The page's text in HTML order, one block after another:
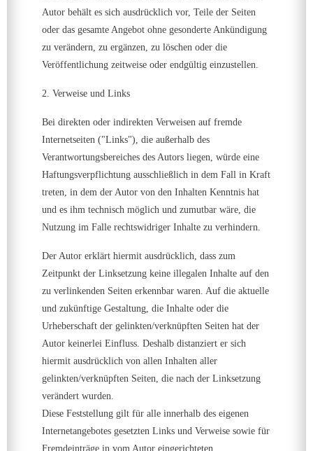
Autor behält es sich ausdrücklich vor, Teile der Seiten
oder das gesamte Angebot ohne gesonderte Ankündigung
zu verändern, zu ergänzen, zu löschen oder die
Veröffentlichung zeitweise oder endgültig einzustellen.
2. Verweise und Links
Bei direkten oder indirekten Verweisen auf fremde
Internetseiten ("Links"), die außerhalb des
Verantwortungsbereiches des Autors liegen, würde eine
Haftungsverpflichtung ausschließlich in dem Fall in Kraft
treten, in dem der Autor von den Inhalten Kenntnis hat
und es ihm technisch möglich und zumutbar wäre, die
Nutzung im Falle rechtswidriger Inhalte zu verhindern.
Der Autor erklärt hiermit ausdrücklich, dass zum
Zeitpunkt der Linksetzung keine illegalen Inhalte auf den
zu verlinkenden Seiten erkennbar waren. Auf die aktuelle
und zukünftige Gestaltung, die Inhalte oder die
Urheberschaft der gelinkten/verknüpften Seiten hat der
Autor keinerlei Einfluss. Deshalb distanziert er sich
hiermit ausdrücklich von allen Inhalten aller
gelinkten/verknüpften Seiten, die nach der Linksetzung
verändert wurden.
Diese Feststellung gilt für alle innerhalb des eigenen
Internetangebotes gesetzten Links und Verweise sowie für
Fremdeinträge in vom Autor eingerichteten